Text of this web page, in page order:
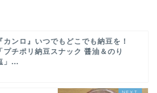
『カンロ』いつでもどこでも納豆を！
「プチポリ納豆スナック 醤油＆のり
」...